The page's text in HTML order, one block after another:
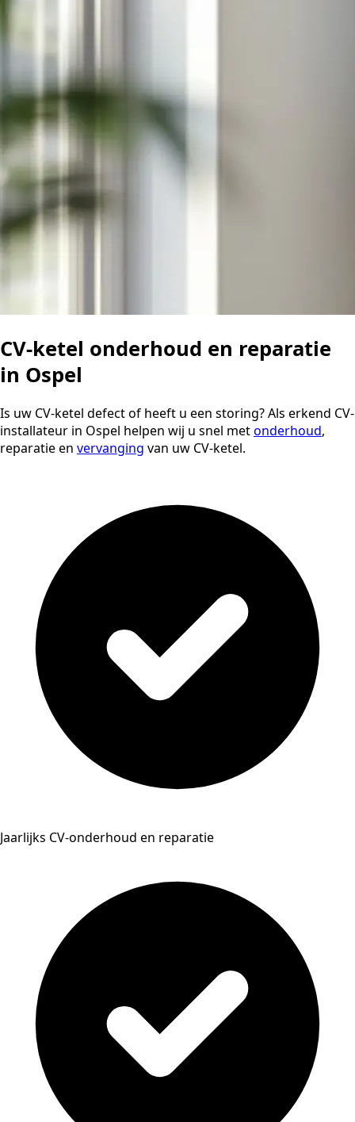
CV-ketel onderhoud en reparatie
in Ospel
Is uw CV-ketel defect of heeft u een storing? Als erkend CV-
installateur in Ospel helpen wij u snel metonderhoud,
reparatie en vervanging van uw CV-ketel.
Jaarlijks CV-onderhoud en reparatie